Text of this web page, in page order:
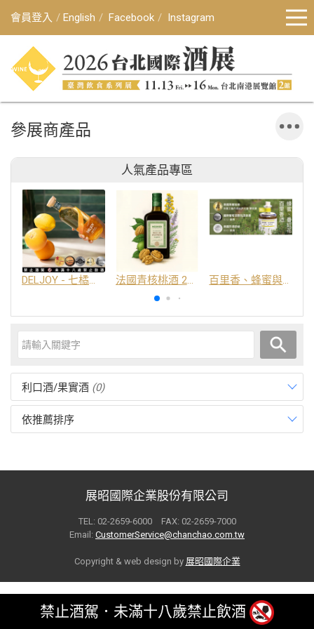
會員登入 English Facebook Instagram
參展商產品
人氣產品專區
DELJOY - 七橘干邑利口酒 24% 法國青核桃酒 25% 百里香、蜂蜜與番紅花酒
利口酒/果實酒 (0)
依推薦排序
展昭國際企業股份有限公司
TEL: 02-2659-6000 FAX: 02-2659-7000
Email: CustomerService@chanchao.com.tw
Copyright & web design by 展昭國際企業
禁止酒駕．未滿十八歲禁止飲酒